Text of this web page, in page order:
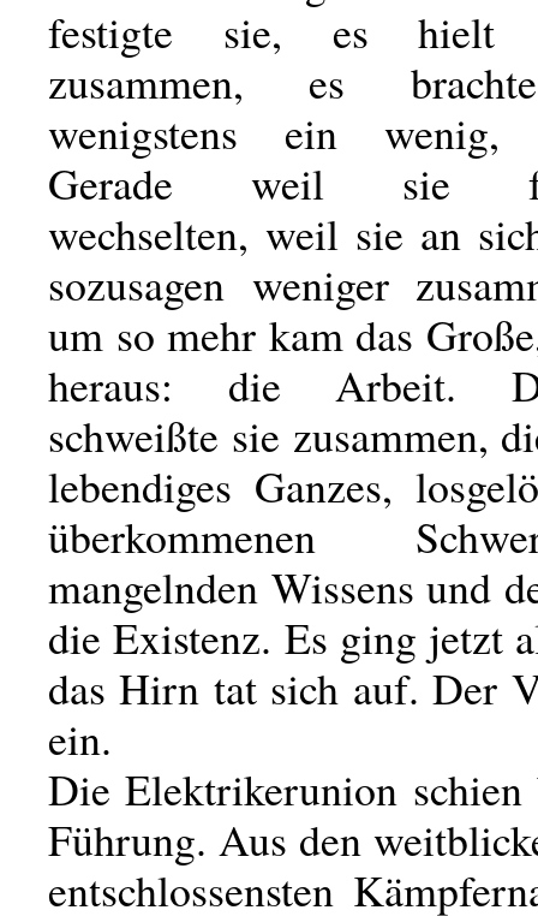
festigte sie, es hielt
zusammen, es
wenigstens ein wenig,
Gerade weil sie
wechselten, weil sie an
sozusagen weniger
um so mehr kam das
heraus: die Arbeit.
schweißte sie zusammen,
lebendiges Ganzes,
überkommenen
mangelnden Wissens und
die Existenz. Es ging jetzt
das Hirn tat sich auf. Der
ein.
Die Elektrikerunion schien
Führung. Aus den
entschlossensten